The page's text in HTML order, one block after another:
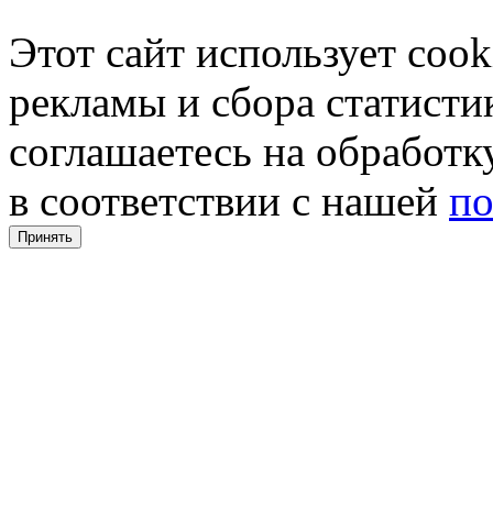
Этот сайт использует
рекламы и сбора
соглашаетесь на
в соответствии с нашей
Принять